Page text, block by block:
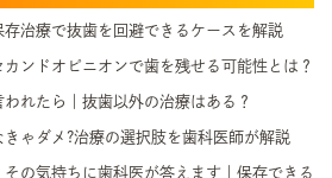
治療で抜歯を回避できるケースを解説
ンドオピニオンで歯を残せる可能性とは？
れたら｜抜歯以外の治療はある？
ゃダメ?治療の選択肢を歯科医師が解説
の気持ちに歯科医が答えます｜保存できる